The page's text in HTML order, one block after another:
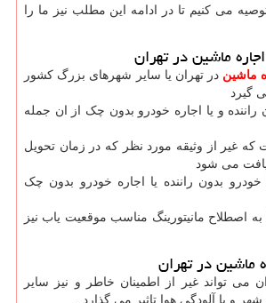
می کنیم تا در ادامه این مطلب نیز ما را
ماشین در تهران
ماشین در تهران یا سایر شهرهای بزرگ کشور
گیرد
راننده و یا اجاره خودرو بدون چک از ان جمله
که غیر از وثیقه مورد نظر که در زمان تحویل
می شود
بدون راننده یا اجاره خودرو بدون چک
به اصطلاح مانیتورینگ مناسب موقعیت یاب نیز
ماشین در تهران
می تواند غیر از اطمینان خاطر و نیز سایر
و یا آلودگی هوا تاثیر می گذارد .